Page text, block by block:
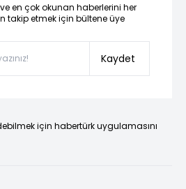
en çok okunan haberlerini her
takip etmek için bültene üye
Kaydet
için habertürk uygulamasını